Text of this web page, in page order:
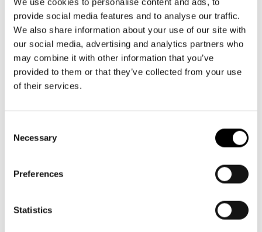
provide social media features and to analyse our traffic.
We also share information about your use of our site with
our social media, advertising and analytics partners who
may combine it with other information that you’ve
provided to them or that they’ve collected from your use
of their services.
Selection
Necessary
Preferences
Statistics
Presentkort
Tillgänglighet
Frågor & svar
Platskarta
Företag
Guidning
Teaterns verksamhet
Ensemble
Historia
Kontaktuppgifter
Press
Svenska Teatern Live
LOGGA IN
BILJETTER
Köp biljetter
biljetter@svenskateatern.fi
Biljettkassan öppnar 11.8
LÄNKAR